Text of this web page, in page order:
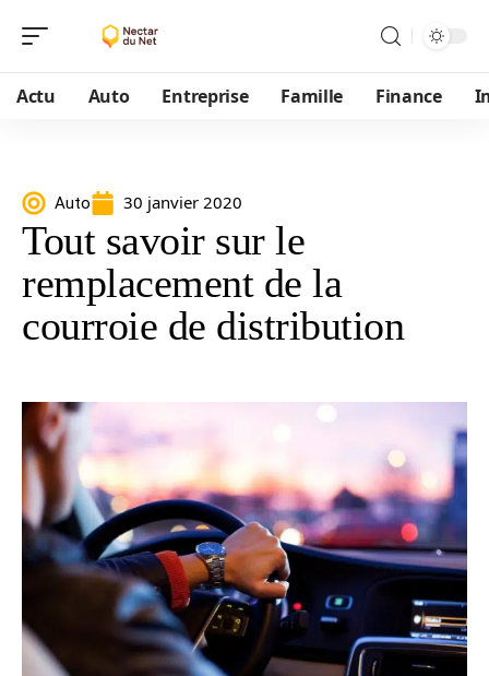
Actu Auto Entreprise Famille Finance
Auto 30 janvier 2020
Tout savoir sur le
remplacement de la
courroie de distribution